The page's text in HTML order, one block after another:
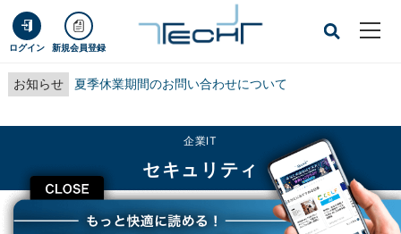
ログイン 新規会員登録
お知らせ 夏季休業期間のお問い合わせについて
CLOSE
企業IT
セキュリティ